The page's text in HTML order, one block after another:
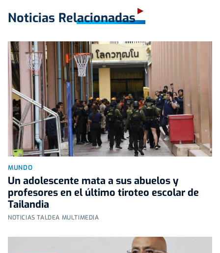
Noticias Relacionadas
MUNDO
Un adolescente mata a sus abuelos y
profesores en el último tiroteo escolar de
Tailandia
NOTICIAS TALDEA MULTIMEDIA